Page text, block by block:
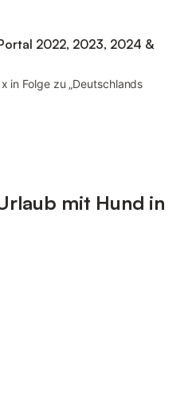
2022, 2023, 2024 &
in Folge zu „Deutschlands
mit Hund in